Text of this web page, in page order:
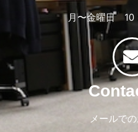
月〜金曜日 10
メールで